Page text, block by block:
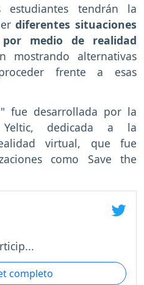
tendrán la
diferentes situaciones
medio de realidad
mostrando alternativas
frente a esas
fue desarrollada por la
Yeltic, dedicada a la
virtual, que fue
como Save the
completo